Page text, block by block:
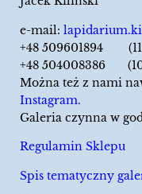
e-mail:
+48 509601894
+48 504008386
Można też z nami
Instagram.
Galeria czynna w
Regulamin Sklepu
Spis tematyczny